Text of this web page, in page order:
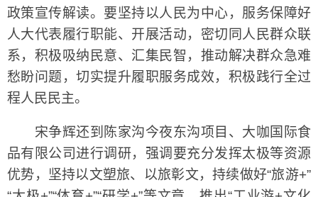
政策宣传解读。要坚持以人民为中心，服务保障好
人大代表履行职能、开展活动，密切同人民群众联
系，积极吸纳民意、汇集民智，推动解决群众急难
愁盼问题，切实提升履职服务成效，积极践行全过
程人民民主。
宋争辉还到陈家沟今夜东沟项目、大咖国际食
品有限公司进行调研，强调要充分发挥太极等资源
优势，坚持以文塑旅、以旅彰文，持续做好“旅游+”